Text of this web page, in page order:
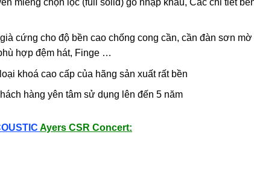
cứng cho độ bền cao chống cong cần, cần đàn sơn
hợp đệm hát, Finge …
khoá cao cấp của hãng sản xuất rất bền
hàng yên tâm sử dụng lên đến 5 năm
Ayers CSR Concert: